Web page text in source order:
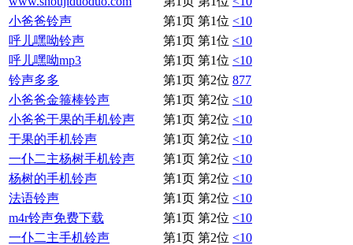
小爸爸铃声
第1页 第1位 <10
呼儿嘿呦铃声
第1页 第1位 <10
呼儿嘿呦mp3
第1页 第1位 <10
铃声多多
第1页 第2位 877
小爸爸金箍棒铃声
第1页 第2位 <10
小爸爸于果的手机铃声
第1页 第2位 <10
于果的手机铃声
第1页 第2位 <10
一仆二主杨树手机铃声
第1页 第2位 <10
杨树的手机铃声
第1页 第2位 <10
法语铃声
第1页 第2位 <10
m4r铃声免费下载
第1页 第2位 <10
一仆二主手机铃声
第1页 第2位 <10